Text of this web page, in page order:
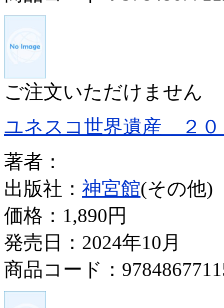
ご注文いただけません
ユネスコ世界遺産 ２０
著者：
出版社： 神宮館(その他)
価格： 1,890円
発売日：2024年10月
商品コード：